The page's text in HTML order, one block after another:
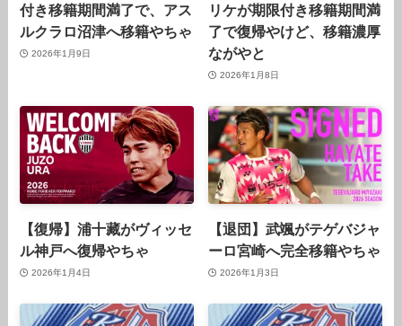
付き移籍期間満了で、アス
ルクラロ沼津へ移籍やちゃ
2026年1月9日
リケが期限付き移籍期間満
了で復帰やけど、移籍濃厚
ながやと
2026年1月8日
【復帰】浦十藏がヴィッセ
ル神戸へ復帰やちゃ
2026年1月4日
【退団】武颯がテゲバジャ
ーロ宮崎へ完全移籍やちゃ
2026年1月3日